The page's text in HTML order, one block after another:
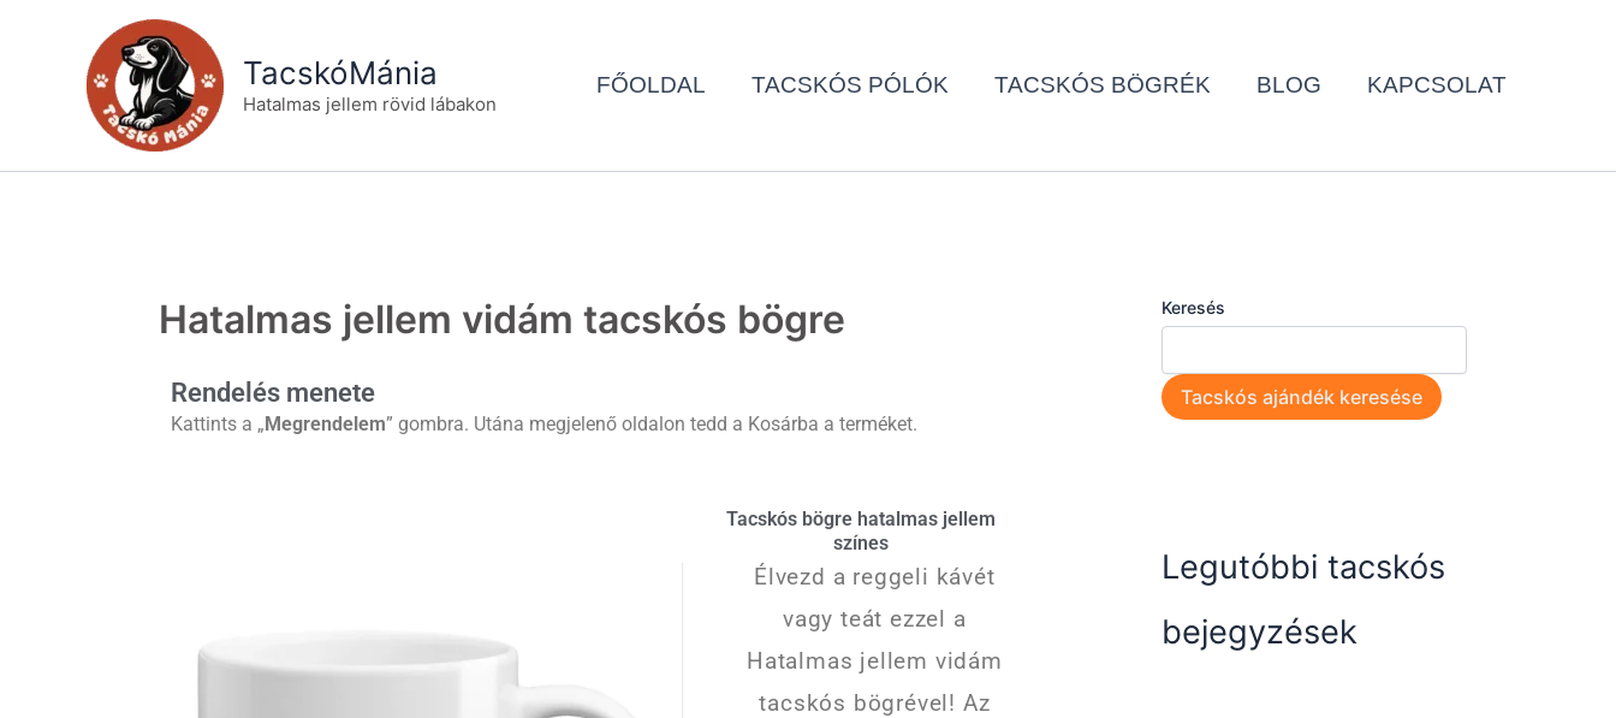
TacskóMánia
Hatalmas jellem rövid lábakon
FŐOLDAL TACSKÓS PÓLÓK TACSKÓS BÖGRÉK BLOG KAPCSOLAT
Hatalmas jellem vidám tacskós bögre
Rendelés menete
Kattints a „ Megrendelem” gombra. Utána megjelenő oldalon tedd a Kosárba a terméket.
Tacskós bögre hatalmas jellem
színes
Élvezd a reggeli kávét
vagy teát ezzel a
Hatalmas jellem vidám
tacskós bögrével! Az
Keresés
Tacskós ajándék keresése
Legutóbbi tacskós
bejegyzések